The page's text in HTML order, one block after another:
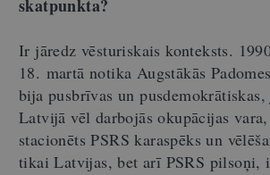
skatpunkta?
Ir jāredz vēsturiskais konteksts.
18. martā notika Augstākās
bija pusbrīvas un
Latvijā vēl darbojās okupācijas
stacionēts PSRS karaspēks un
tikai Latvijas, bet arī PSRS pilsoņi,